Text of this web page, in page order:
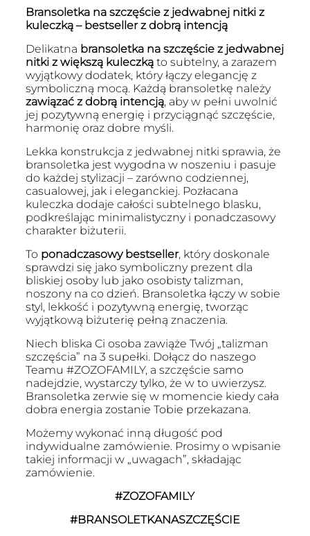
Bransoletka na szczęście z jedwabnej nitki z
kuleczką – bestseller z dobrą intencją
Delikatna bransoletka na szczęście z jedwabnej
nitki z większą kuleczkąto subtelny, a zarazem
wyjątkowy dodatek, który łączy elegancję z
symboliczną mocą. Każdą bransoletkę należy
zawiązać z dobrą intencją, aby w pełni uwolnić
jej pozytywną energię i przyciągnąć szczęście,
harmonię oraz dobre myśli.
Lekka konstrukcja z jedwabnej nitki sprawia, że
bransoletka jest wygodna w noszeniu i pasuje
do każdej stylizacji – zarówno codziennej,
casualowej, jak i eleganckiej. Pozłacana
kuleczka dodaje całości subtelnego blasku,
podkreślając minimalistyczny i ponadczasowy
charakter biżuterii.
To ponadczasowy bestseller, który doskonale
sprawdzi się jako symboliczny prezent dla
bliskiej osoby lub jako osobisty talizman,
noszony na co dzień. Bransoletka łączy w sobie
styl, lekkość i pozytywną energię, tworząc
wyjątkową biżuterię pełną znaczenia.
Niech bliska Ci osoba zawiąże Twój „talizman
szczęścia” na 3 supełki. Dołącz do naszego
Teamu #ZOZOFAMILY, a szczęście samo
nadejdzie, wystarczy tylko, że w to uwierzysz.
Bransoletka zerwie się w momencie kiedy cała
dobra energia zostanie Tobie przekazana.
Możemy wykonać inną długość pod
indywidualne zamówienie. Prosimy o wpisanie
takiej informacji w „uwagach”, składając
zamówienie.
#ZOZOFAMILY
#BRANSOLETKANASZCZĘŚCIE